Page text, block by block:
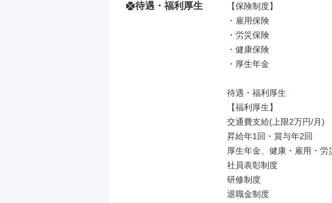
待遇・福利厚生
【保険制度】
・雇用保険
・労災保険
・健康保険
・厚生年金
待遇・福利厚生
【福利厚生】
交通費支給(上限2万円/月)
昇給年1回・賞与年2回
厚生年金、健康・雇用・労
社員表彰制度
研修制度
退職金制度